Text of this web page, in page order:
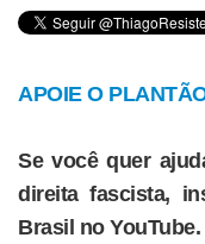
APOIE O
Se você quer
direita fascista,
Brasil no YouTube.